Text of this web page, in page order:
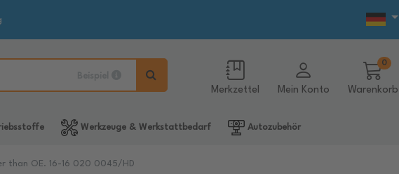
Merkzettel Mein Konto Warenkorb
0
Werkzeuge & Werkstattbedarf Autozubehör
than OE. 16-16 020 0045/HD